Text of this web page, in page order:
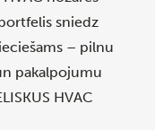
sniedz
– pilnu
pakalpojumu
HVAC